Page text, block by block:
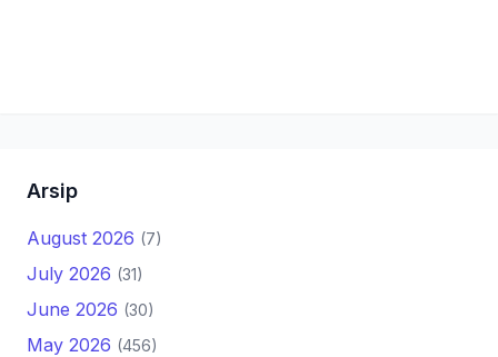
Arsip
August 2026 (7)
July 2026 (31)
June 2026 (30)
May 2026 (456)